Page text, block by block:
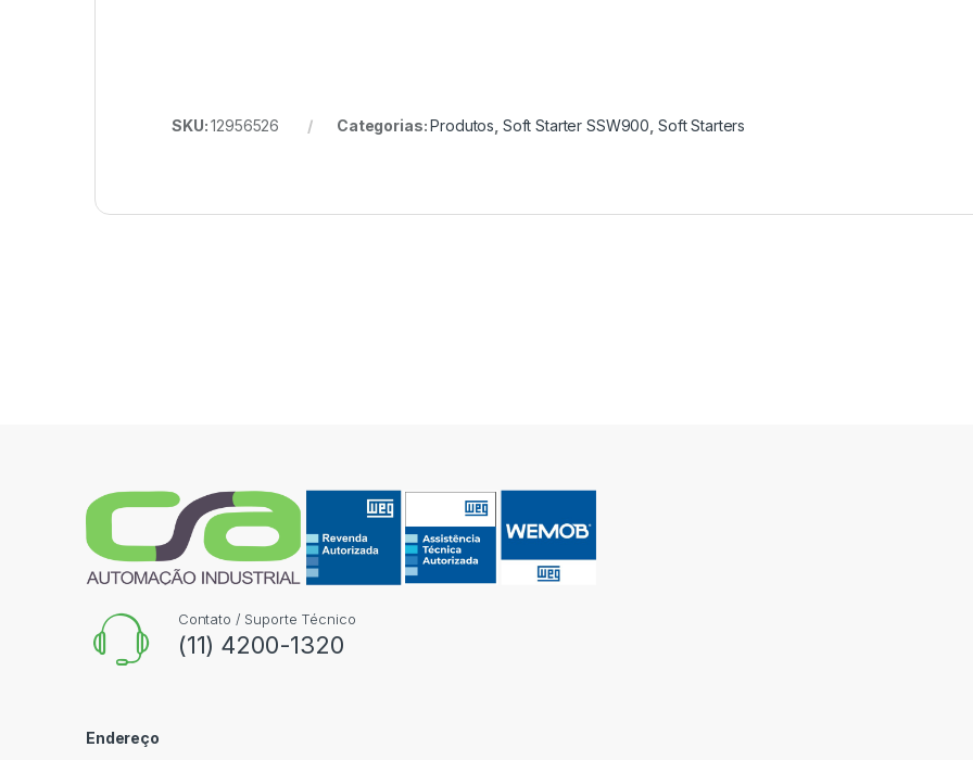
SKU:12956526 Categorias:Produtos Soft Starter SSW900 Soft Starters
Contato / Suporte Técnico
(11) 4200-1320
Endereço